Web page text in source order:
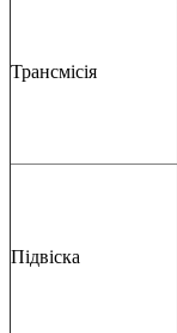
Трансмісія
Підвіска